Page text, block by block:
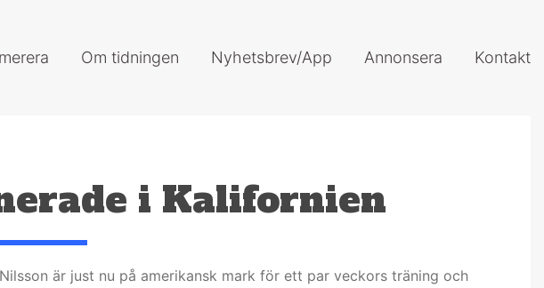
Om tidningen Nyhetsbrev/App Annonsera Kontakt
i Kalifornien
är just nu på amerikansk mark för ett par veckors träning och